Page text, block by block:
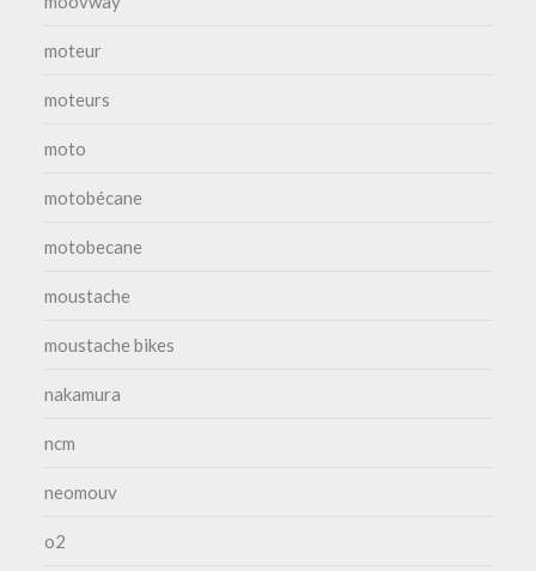
moteur
moteurs
moto
motobécane
motobecane
moustache
moustache bikes
nakamura
ncm
neomouv
o2